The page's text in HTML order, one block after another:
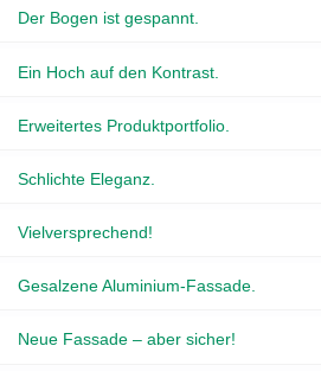
Der Bogen ist gespannt.
Ein Hoch auf den Kontrast.
Erweitertes Produktportfolio.
Schlichte Eleganz.
Vielversprechend!
Gesalzene Aluminium-Fassade.
Neue Fassade – aber sicher!